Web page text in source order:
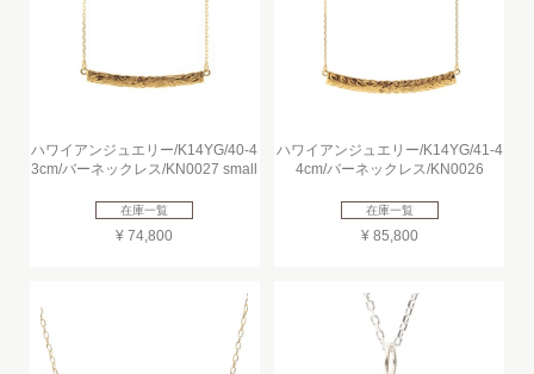
ハワイアンジュエリー/K14YG/40-4
3cm/バーネックレス/KN0027 small
在庫一覧
¥ 74,800
ハワイアンジュエリー/K14YG/41-4
4cm/バーネックレス/KN0026
在庫一覧
¥ 85,800